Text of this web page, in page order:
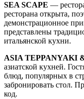
SEA SCAPE —
ресторана открыта,
демонстрационное
представлены
итальянской кухни.
ASIA TEPPANYAKI
азиатской кухней.
блюд, популярных в
забронировать стол.
код.